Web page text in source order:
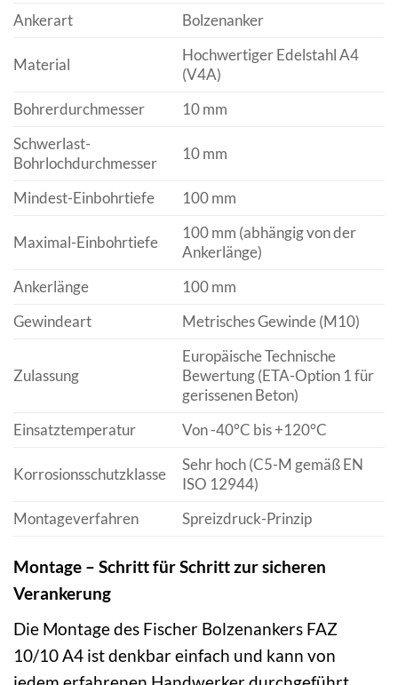
Ankerart
Bolzenanker
Material
Hochwertiger Edelstahl A4
(V4A)
Bohrerdurchmesser
10 mm
Schwerlast-
Bohrlochdurchmesser
10 mm
Mindest-Einbohrtiefe 100 mm
Maximal-Einbohrtiefe
100 mm (abhängig von der
Ankerlänge)
Ankerlänge
100 mm
Gewindeart
Metrisches Gewinde (M10)
Zulassung
Europäische Technische
Bewertung (ETA-Option 1 für
gerissenen Beton)
Einsatztemperatur
Von -40°C bis +120°C
Korrosionsschutzklasse
Sehr hoch (C5-M gemäß EN
ISO 12944)
Montageverfahren
Spreizdruck-Prinzip
Montage – Schritt für Schritt zur sicheren
Verankerung
Die Montage des Fischer Bolzenankers FAZ
10/10 A4 ist denkbar einfach und kann von